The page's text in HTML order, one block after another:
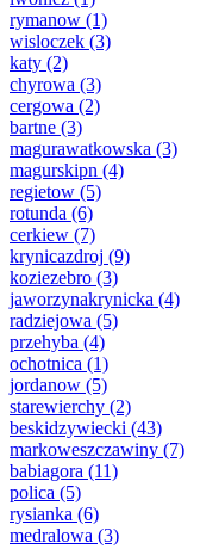
rymanow (1)
wisloczek (3)
katy (2)
chyrowa (3)
cergowa (2)
bartne (3)
magurawatkowska (3)
magurskipn (4)
regietow (5)
rotunda (6)
cerkiew (7)
krynicazdroj (9)
koziezebro (3)
jaworzynakrynicka (4)
radziejowa (5)
przehyba (4)
ochotnica (1)
jordanow (5)
starewierchy (2)
beskidzywiecki (43)
markoweszczawiny (7)
babiagora (11)
polica (5)
rysianka (6)
medralowa (3)